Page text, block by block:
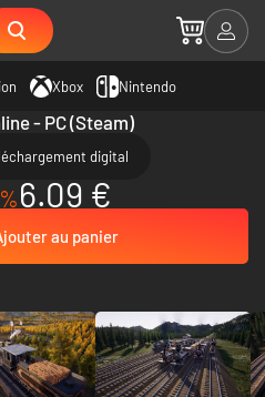
Xbox Nintendo
- PC (Steam)
digital
6.09 €
au panier